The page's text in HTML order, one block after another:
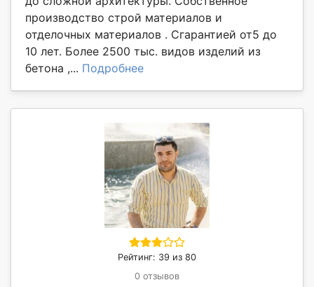
производство строй материалов и
отделочных материалов . Сгарантией от5 до
10 лет. Более 2500 тыс. видов изделий из
бетона ,... Подробнее
Рейтинг: 39 из 80
0 отзывов